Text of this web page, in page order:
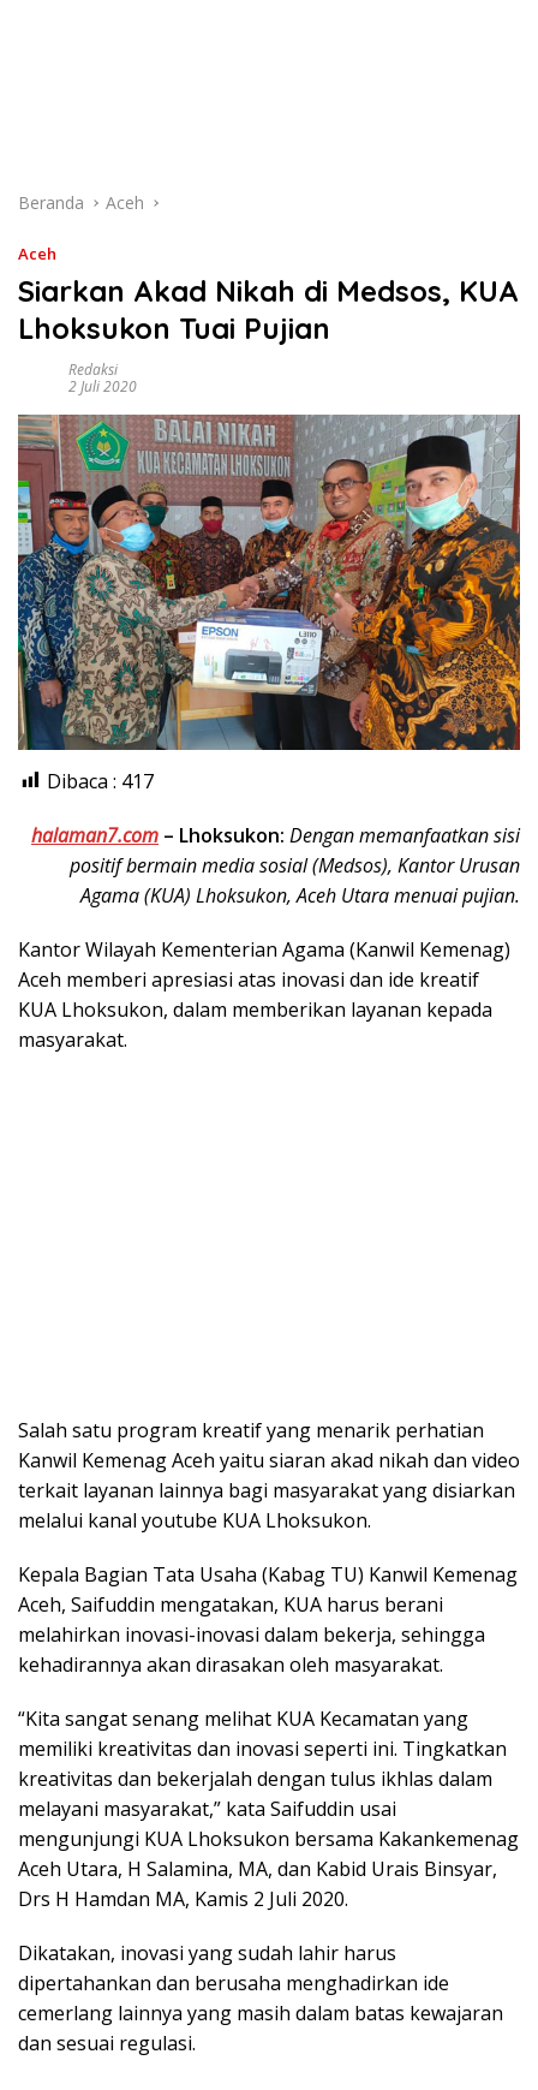
Beranda Aceh
Aceh
Siarkan Akad Nikah di Medsos, KUA
Lhoksukon Tuai Pujian
Redaksi
2 Juli 2020
Dibaca : 417
halaman7.com – Lhoksukon: Dengan memanfaatkan sisi
positif bermain media sosial (Medsos), Kantor Urusan
Agama (KUA) Lhoksukon, Aceh Utara menuai pujian.
Kantor Wilayah Kementerian Agama (Kanwil Kemenag)
Aceh memberi apresiasi atas inovasi dan ide kreatif
KUA Lhoksukon, dalam memberikan layanan kepada
masyarakat.
Salah satu program kreatif yang menarik perhatian
Kanwil Kemenag Aceh yaitu siaran akad nikah dan video
terkait layanan lainnya bagi masyarakat yang disiarkan
melalui kanal youtube KUA Lhoksukon.
Kepala Bagian Tata Usaha (Kabag TU) Kanwil Kemenag
Aceh, Saifuddin mengatakan, KUA harus berani
melahirkan inovasi-inovasi dalam bekerja, sehingga
kehadirannya akan dirasakan oleh masyarakat.
“Kita sangat senang melihat KUA Kecamatan yang
memiliki kreativitas dan inovasi seperti ini. Tingkatkan
kreativitas dan bekerjalah dengan tulus ikhlas dalam
melayani masyarakat,” kata Saifuddin usai
mengunjungi KUA Lhoksukon bersama Kakankemenag
Aceh Utara, H Salamina, MA, dan Kabid Urais Binsyar,
Drs H Hamdan MA, Kamis 2 Juli 2020.
Dikatakan, inovasi yang sudah lahir harus
dipertahankan dan berusaha menghadirkan ide
cemerlang lainnya yang masih dalam batas kewajaran
dan sesuai regulasi.